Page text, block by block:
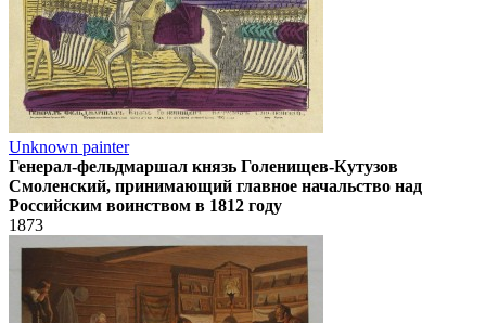
Unknown painter
Генерал-фельдмаршал князь Голенищев-Кутузов
Смоленский, принимающий главное начальство над
Российским воинством в 1812 году
1873